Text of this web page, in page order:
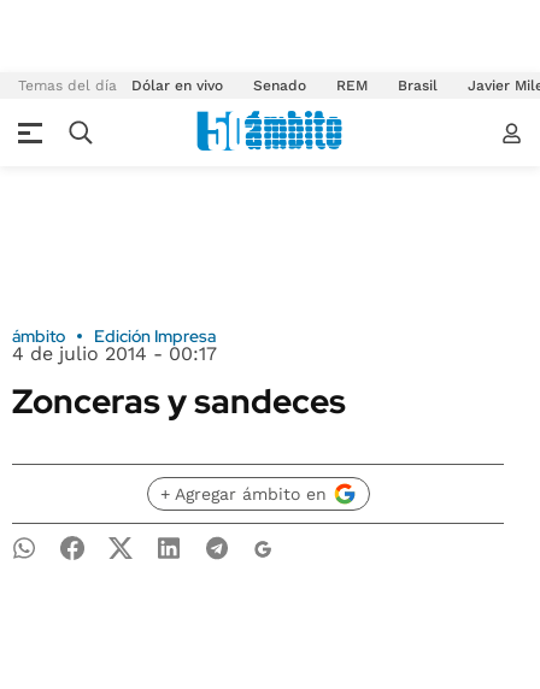
Temas del día Dólar en vivo Senado REM Brasil Javier
ámbito Edición Impresa
4 de julio 2014 - 00:17
Zonceras y sandeces
+ Agregar ámbito en